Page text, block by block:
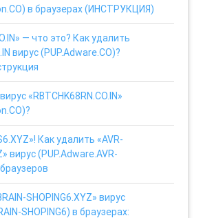
в браузерах (ИНСТРУКЦИЯ)
— что это? Как удалить
вирус (PUP.Adware.CO)?
«RBTCHK68RN.CO.IN»
Как удалить «AVR-
вирус (PUP.Adware.AVR-
SHOPING6.XYZ» вирус
SHOPING6) в браузерах: